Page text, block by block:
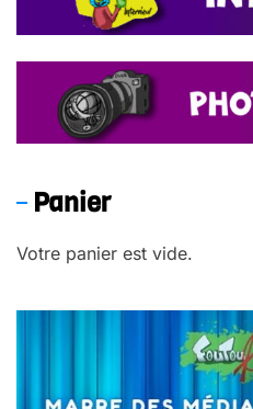
Panier
Votre panier est vide.